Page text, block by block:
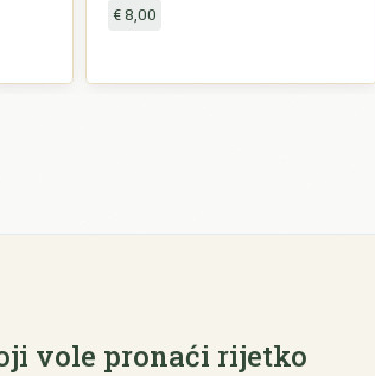
€ 8,00
vole pronaći rijetko